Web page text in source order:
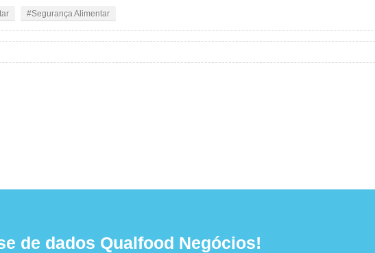
Segurança Alimentar
de dados Qualfood Negócios!